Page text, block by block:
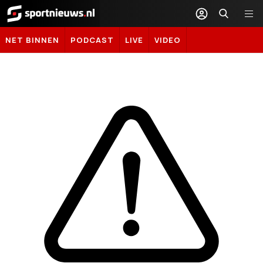
Sportnieuws.nl
NET BINNEN PODCAST LIVE VIDEO